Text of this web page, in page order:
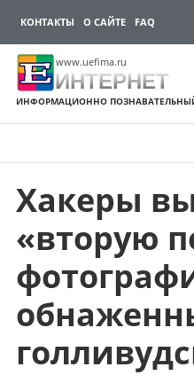
КОНТАКТЫ О САЙТЕ FAQ
www.uefima.ru
ИНТЕРНЕТ
ИНФОРМАЦИОННО
Перейти
содержимому
Хакеры
«вторую